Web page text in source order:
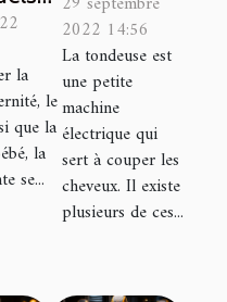
la
le
que la
la
se...
tondeuse à
cheveux ?
2022 14:56
La tondeuse est
une petite
machine
électrique qui
sert à couper les
cheveux. Il existe
plusieurs de ces...